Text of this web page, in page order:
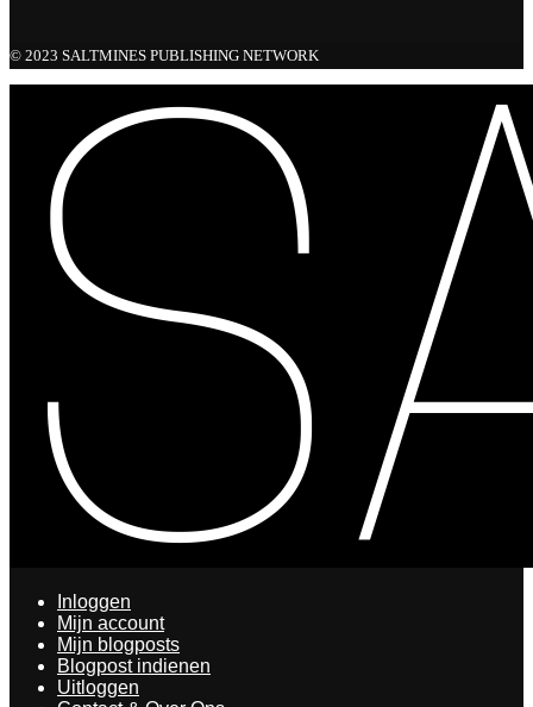
© 2023 SALTMINES PUBLISHING NETWORK
Inloggen
Mijn account
Mijn blogposts
Blogpost indienen
Uitloggen